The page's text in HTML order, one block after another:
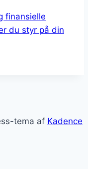
finansielle
du styr på din
tema af Kadence